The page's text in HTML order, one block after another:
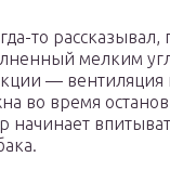
то
мелким
— вентиляция
во время